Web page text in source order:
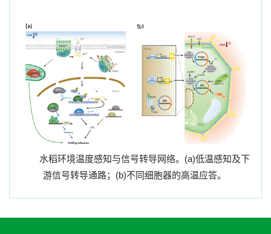
水稻环境温度感知与信号转导网络。 (a)低温感知及下
游信号转导通路； (b)不同细胞器的高温应答。